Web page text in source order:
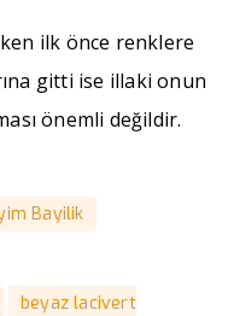
ilk önce renklere
gitti ise illaki onun
önemli değildir.
Bayilik
beyaz lacivert